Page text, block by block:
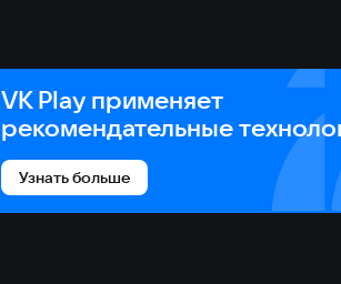
VK Play применяет
рекомендательные
Узнать больше